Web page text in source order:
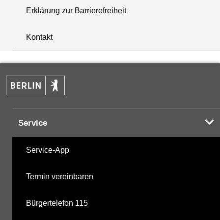
+
−
Erklärung zur Barrierefreiheit
Kontakt
Service
Service-App
Termin vereinbaren
Bürgertelefon 115